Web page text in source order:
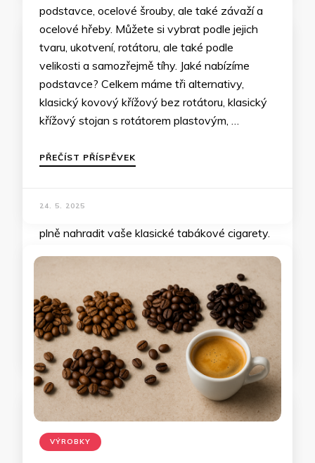
podstavce, ocelové šrouby, ale také závaží a
ocelové hřeby. Můžete si vybrat podle jejich
tvaru, ukotvení, rotátoru, ale také podle
velikosti a samozřejmě tíhy. Jaké nabízíme
podstavce? Celkem máme tři alternativy,
klasický kovový křížový bez rotátoru, klasický
křížový stojan s rotátorem plastovým, …
PŘEČÍST PŘÍSPĚVEK
24. 5. 2025
VÝROBKY